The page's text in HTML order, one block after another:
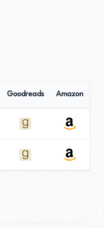
Goodreads Amazon